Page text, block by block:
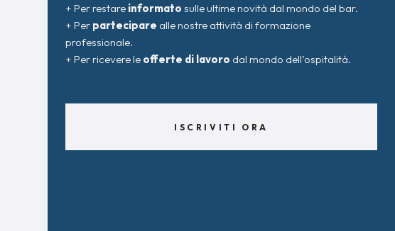
+ Per restare informato sulle ultime novità dal mondo del bar.
+ Per partecipare alle nostre attività di formazione
professionale.
+ Per ricevere le offerte di lavoro dal mondo dell’ospitalità.
ISCRIVITI ORA